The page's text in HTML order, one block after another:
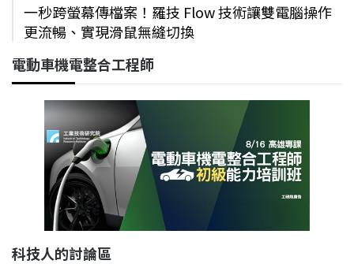
一秒跨螢幕傳檔案！羅技 Flow 技術讓雙電腦操作
更流暢、實現滑鼠無縫切換
電動車機電整合工程師
科技人的討論區